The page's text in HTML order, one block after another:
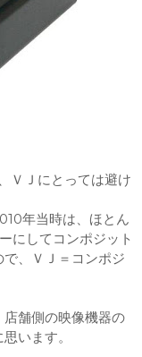
ＶＪにとっては避け
年当時は、ほとん
にしてコンポジット
、ＶＪ＝コンポジ
舗側の映像機器の
います。